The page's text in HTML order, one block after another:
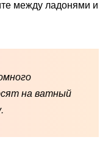
между ладонями и
на ватный